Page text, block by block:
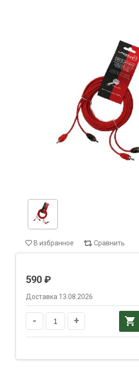
В избранное Сравнить
590 ₽
Доставка 13.08.2026
- +